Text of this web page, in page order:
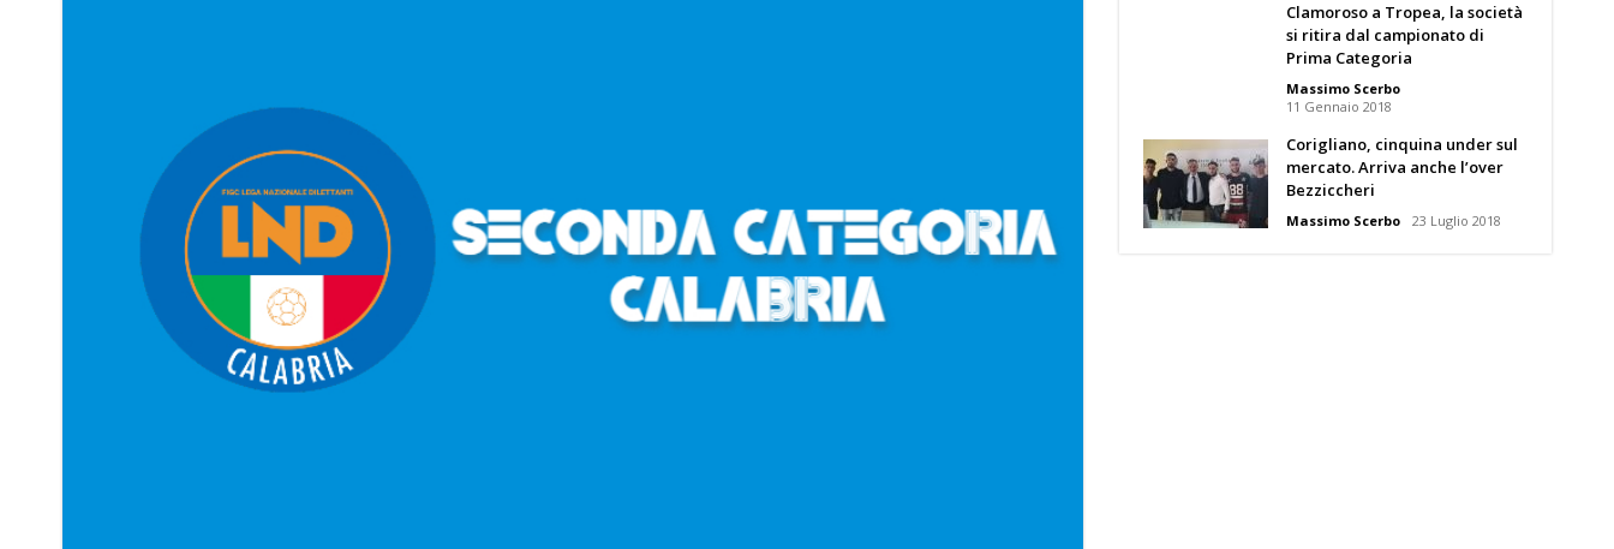
Clamoroso a Tropea, la società
si ritira dal campionato di
Prima Categoria
Massimo Scerbo
11 Gennaio 2018
Corigliano, cinquina under sul
mercato. Arriva anche l’over
Bezziccheri
Massimo Scerbo 23 Luglio 2018